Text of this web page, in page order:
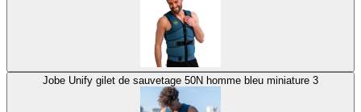
Jobe Unify gilet de sauvetage 50N homme bleu miniature 3